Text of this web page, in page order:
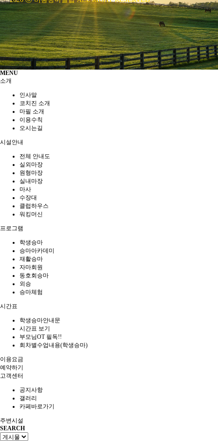
MENU
소개
인사말
코치진 소개
마필 소개
이용수칙
오시는길
시설안내
전체 안내도
실외마장
원형마장
실내마장
마사
수장대
클럽하우스
워킹머신
프로그램
학생승마
승마아카데미
재활승마
자마회원
동호회승마
외승
승마체험
시간표
학생승마안내문
시간표 보기
부모님OT 필독!!
회차별수업내용(학생승마)
이용요금
예약하기
고객센터
공지사항
갤러리
카페바로가기
주변시설
SEARCH